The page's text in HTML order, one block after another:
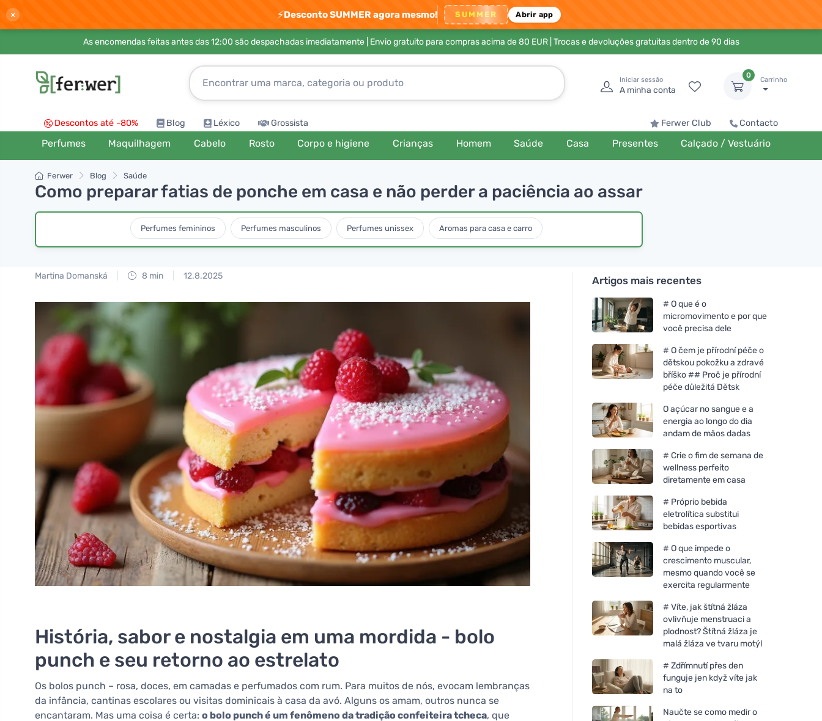
× ⚡Desconto SUMMER agora mesmo! SUMMER Abrir app
As encomendas feitas antes das 12:00 são despachadas imediatamente | Envio gratuito para compras acima de 80 EUR| Trocas e devoluções gratuitas dentro de 90 dias
Iniciar sessão
A minha conta
0
Carrinho
Descontos até -80% Blog Léxico Grossista Ferwer Club Contacto
Perfumes Maquilhagem Cabelo Rosto Corpo e higiene Crianças Homem Saúde Casa Presentes Calçado / Vestuário
Ferwer Blog Saúde
Como preparar fatias de ponche em casa e não perder a paciência ao assar
Perfumes femininos Perfumes masculinos Perfumes unissex Aromas para casa e carro
Martina Domanská 8 min 12.8.2025
História, sabor e nostalgia em uma mordida - bolo
punch e seu retorno ao estrelato
Os bolos punch – rosa, doces, em camadas e perfumados com rum. Para muitos de nós, evocam lembranças
da infância, cantinas escolares ou visitas dominicais à casa da avó. Alguns os amam, outros nunca se
encantaram. Mas uma coisa é certa: o bolo punch é um fenômeno da tradição confeiteira tcheca, que
Artigos mais recentes
# O que é o
micromovimento e por que
você precisa dele
# O čem je přírodní péče o
dětskou pokožku a zdravé
bříško ## Proč je přírodní
péče důležitá Dětsk
O açúcar no sangue e a
energia ao longo do dia
andam de mãos dadas
# Crie o fim de semana de
wellness perfeito
diretamente em casa
# Próprio bebida
eletrolítica substitui
bebidas esportivas
# O que impede o
crescimento muscular,
mesmo quando você se
exercita regularmente
# Víte, jak štítná žláza
ovlivňuje menstruaci a
plodnost? Štítná žláza je
malá žláza ve tvaru motýl
# Zdřímnutí přes den
funguje jen když víte jak
na to
Naučte se como medir o